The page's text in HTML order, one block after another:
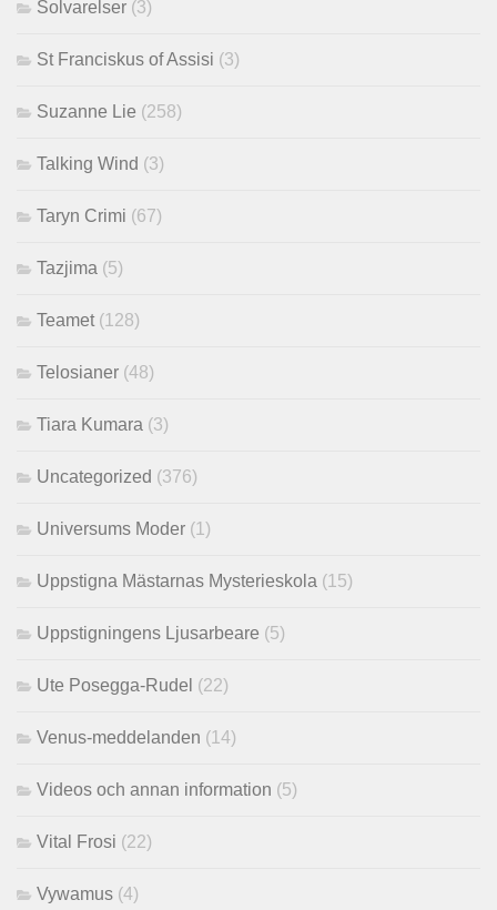
Solvarelser (3)
St Franciskus of Assisi (3)
Suzanne Lie (258)
Talking Wind (3)
Taryn Crimi (67)
Tazjima (5)
Teamet (128)
Telosianer (48)
Tiara Kumara (3)
Uncategorized (376)
Universums Moder (1)
Uppstigna Mästarnas Mysterieskola (15)
Uppstigningens Ljusarbeare (5)
Ute Posegga-Rudel (22)
Venus-meddelanden (14)
Videos och annan information (5)
Vital Frosi (22)
Vywamus (4)